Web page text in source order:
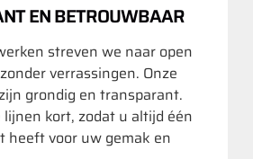
EN BETROUWBAAR
streven we naar open
verrassingen. Onze
grondig en transparant.
kort, zodat u altijd één
heeft voor uw gemak en